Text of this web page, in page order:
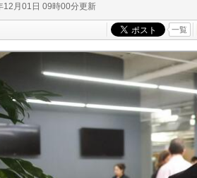
12月01日 09時00分更新
一覧